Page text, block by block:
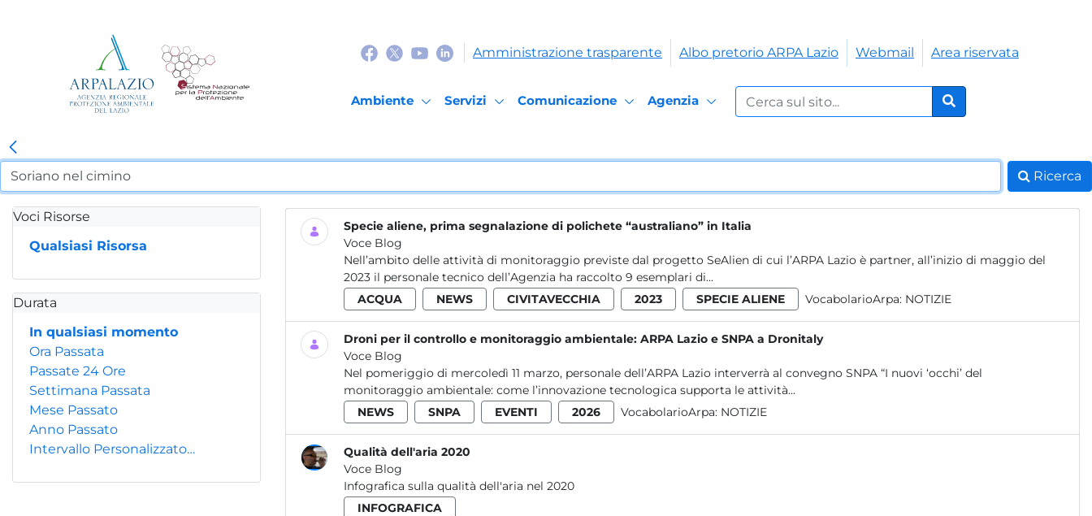
Amministrazione trasparente Albo pretorio ARPA Lazio Webmail Area riservata
Ambiente Servizi Comunicazione Agenzia
Cerca nel sito:
Cerca
Ricerca
Voci Risorse
Qualsiasi Risorsa
Durata
In qualsiasi momento
Ora Passata
Passate 24 Ore
Settimana Passata
Mese Passato
Anno Passato
Intervallo Personalizzato…
Specie aliene, prima segnalazione di polichete “australiano” in Italia
Voce Blog
Nell’ambito delle attività di monitoraggio previste dal progetto SeAlien di cui l’ARPA Lazio è partner, all’inizio di maggio del
2023 il personale tecnico dell’Agenzia ha raccolto 9 esemplari di...
ACQUA
NEWS CIVITAVECCHIA 2023 SPECIE ALIENE VocabolarioArpa: NOTIZIE
Droni per il controllo e monitoraggio ambientale: ARPA Lazio e SNPA a Dronitaly
Voce Blog
Nel pomeriggio di mercoledì 11 marzo, personale dell’ARPA Lazio interverrà al convegno SNPA “I nuovi ‘occhi’ del
monitoraggio ambientale: come l’innovazione tecnologica supporta le attività...
NEWS
SNPA EVENTI 2026 VocabolarioArpa: NOTIZIE
Qualità dell'aria 2020
Voce Blog
Infografica sulla qualità dell'aria nel 2020
INFOGRAFICA